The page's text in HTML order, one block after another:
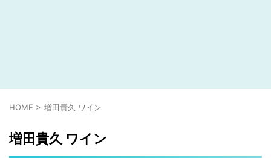
HOME > 増田貴久 ワイン
増田貴久 ワイン